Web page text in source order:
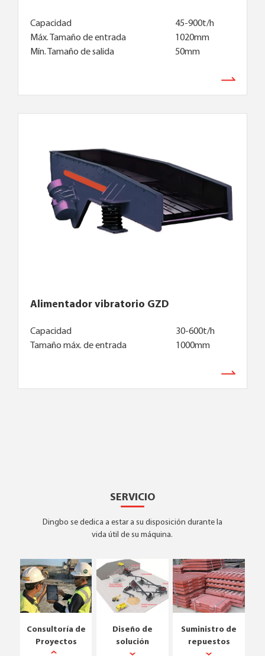
Capacidad
45-900t/h
Máx. Tamaño de entrada
1020mm
Mín. Tamaño de salida
50mm
Alimentador vibratorio GZD
Capacidad
30-600t/h
Tamaño máx. de entrada
1000mm
SERVICIO
Dingbo se dedica a estar a su disposición durante la
vida útil de su máquina.
Consultoría de
Proyectos
Diseño de
solución
Suministro de
repuestos